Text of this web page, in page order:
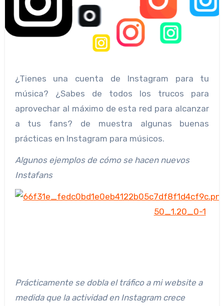
¿Tienes una cuenta de Instagram para tu
música? ¿Sabes de todos los trucos para
aprovechar al máximo de esta red para alcanzar
a tus fans? de muestra algunas buenas
prácticas en Instagram para músicos.
Algunos ejemplos de cómo se hacen nuevos
Instafans
Prácticamente se dobla el tráfico a mi website a
medida que la actividad en Instagram crece